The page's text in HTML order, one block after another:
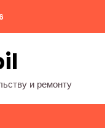
и ремонту